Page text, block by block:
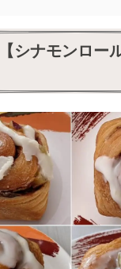
シナモンロ